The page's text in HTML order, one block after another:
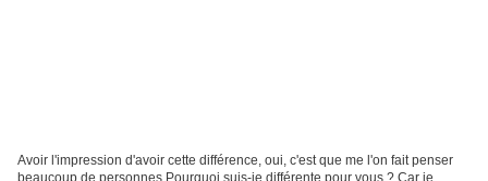
Avoir l'impression d'avoir cette différence, oui, c'est que me l'on fait penser
beaucoup de personnes Pourquoi suis-je différente pour vous ? Car je